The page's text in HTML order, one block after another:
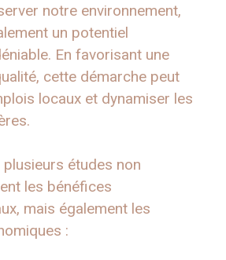
notre environnement,
un potentiel
En favorisant une
cette démarche peut
locaux et dynamiser les
études non
les bénéfices
mais également les
: